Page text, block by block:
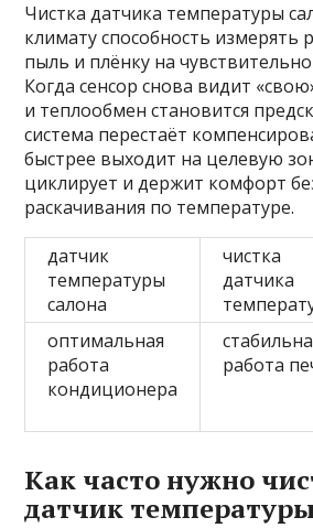
Чистка датчика температуры
климату способность измерять
пыль и плёнку на
Когда сенсор снова видит
и теплообмен становится
система перестаёт
быстрее выходит на целевую
циклирует и держит комфорт
раскачивания по температуре.
датчик
температуры
салона
чистка
датчика
оптимальная
работа
кондиционера
работа
Как часто нужно
датчик